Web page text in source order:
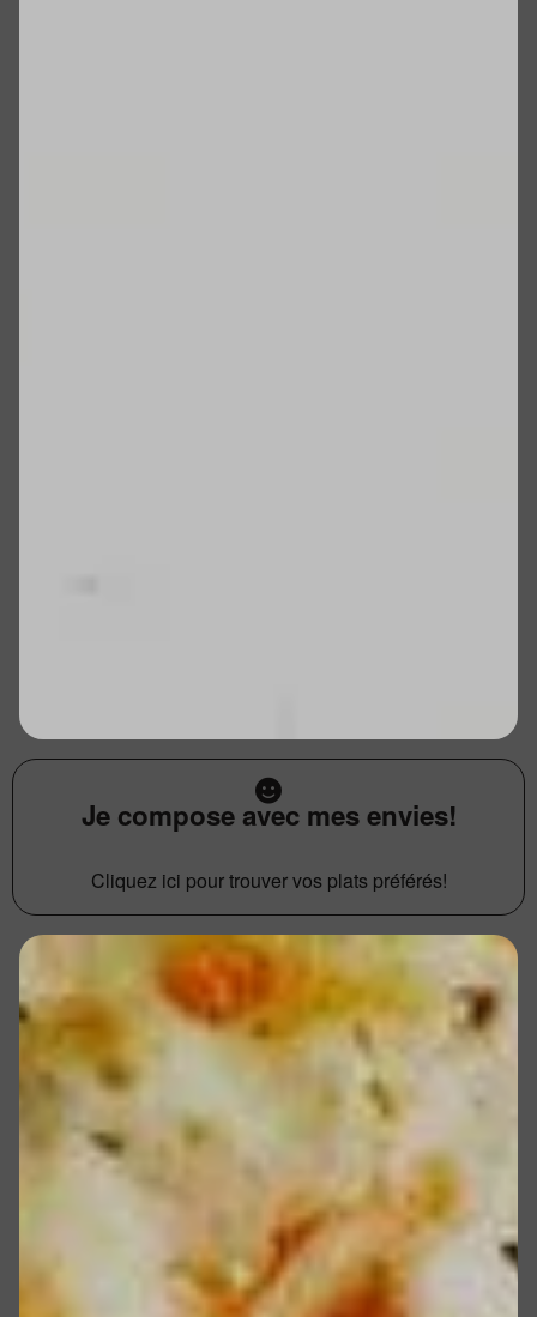
Je compose avec mes envies!
Cliquez ici pour trouver vos plats préférés!